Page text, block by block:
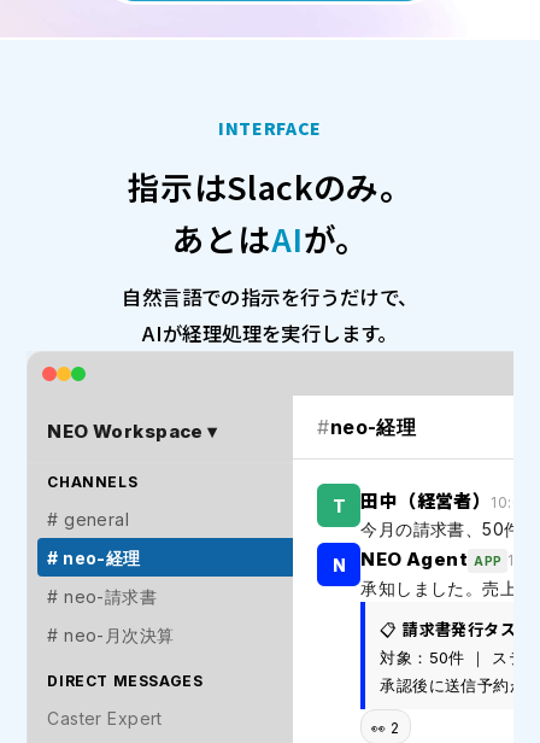
INTERFACE
指示はSlackのみ。
あとはAIが。
自然言語での指示を行うだけで、
AIが経理処理を実行します。
NEO Workspace ▾
CHANNELS
# general
# neo-経理
# neo-請求書
# neo-月次決算
DIRECT MESSAGES
Caster Expert
#neo-経理
T 田中（経営者） 10:02
今月の請求書、50件
N
NEO Agent APP
承知しました。売上
📋請求書発行タスク
対象：50件 ｜ ステ
承認後に送信予約が
👀 2